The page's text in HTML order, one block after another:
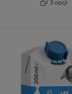
3 opcji